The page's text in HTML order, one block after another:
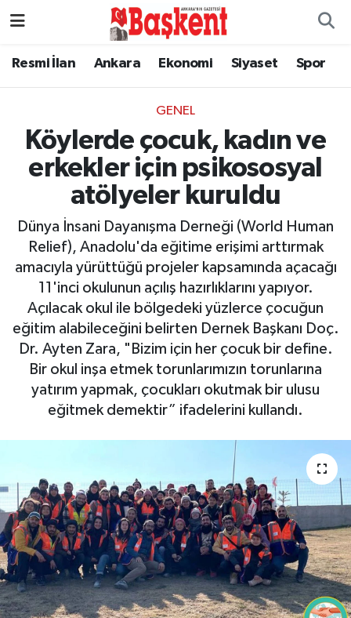
Resmi İlan Ankara Ekonomi Siyaset Spor
GENEL
Köylerde çocuk, kadın ve
erkekler için psikososyal
atölyeler kuruldu
Dünya İnsani Dayanışma Derneği (World Human
Relief), Anadolu'da eğitime erişimi arttırmak
amacıyla yürüttüğü projeler kapsamında açacağı
11'inci okulunun açılış hazırlıklarını yapıyor.
Açılacak okul ile bölgedeki yüzlerce çocuğun
eğitim alabileceğini belirten Dernek Başkanı Doç.
Dr. Ayten Zara, "Bizim için her çocuk bir define.
Bir okul inşa etmek torunlarımızın torunlarına
yatırım yapmak, çocukları okutmak bir ulusu
eğitmek demektir” ifadelerini kullandı.